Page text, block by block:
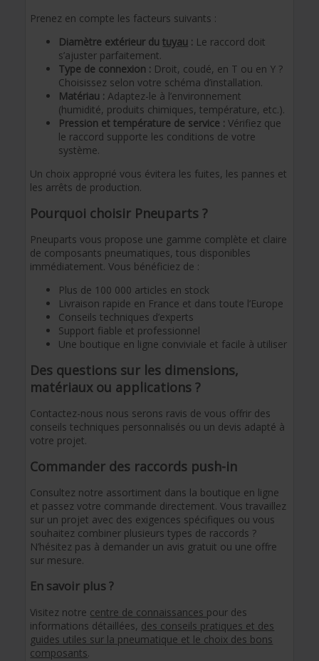
Prenez en compte les facteurs suivants :
Diamètre extérieur dutuyau : Le raccord doit
s’ajuster parfaitement.
Type de connexion : Droit, coudé, en T ou en Y ?
Choisissez selon votre schéma d’installation.
Matériau : Adaptez-le à l’environnement
(humidité, produits chimiques, température, etc.).
Pression et température de service : Vérifiez que
le raccord supporte les conditions de votre
système.
Un choix approprié vous évitera les fuites, les pannes et
les arrêts de production.
Pourquoi choisir Pneuparts ?
Pneuparts vous propose une gamme complète et claire
de composants pneumatiques, tous disponibles
immédiatement. Vous bénéficiez de :
Plus de 100 000 articles en stock
Livraison rapide en France et dans toute l’Europe
Conseils techniques d’experts
Support fiable et professionnel
Une boutique en ligne conviviale et facile à utiliser
Des questions sur les dimensions,
matériaux ou applications ?
Contactez-nous nous serons ravis de vous offrir des
conseils techniques personnalisés ou un devis adapté à
votre projet.
Commander des raccords push-in
Consultez notre assortiment dans la boutique en ligne
et passez votre commande directement. Vous travaillez
sur un projet avec des exigences spécifiques ou vous
souhaitez combiner plusieurs types de raccords ?
N’hésitez pas à demander un avis gratuit ou une offre
sur mesure.
En savoir plus ?
Visitez notre centre de connaissances pour des
informations détaillées, des conseils pratiques et des
guides utiles sur la pneumatique et le choix des bons
composants.